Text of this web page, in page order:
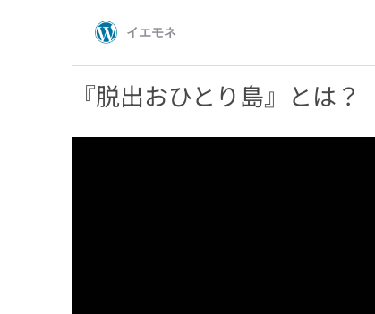
5.1カン・ソヨン（シーズン1）
5.3オ・ジンテク（シーズン1）
5.4イ・ソイ（シーズン2）
『脱出おひとり島』とは？